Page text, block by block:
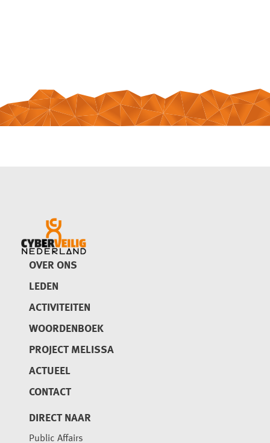
OVER ONS
LEDEN
ACTIVITEITEN
WOORDENBOEK
PROJECT MELISSA
ACTUEEL
CONTACT
DIRECT NAAR
Public Affairs